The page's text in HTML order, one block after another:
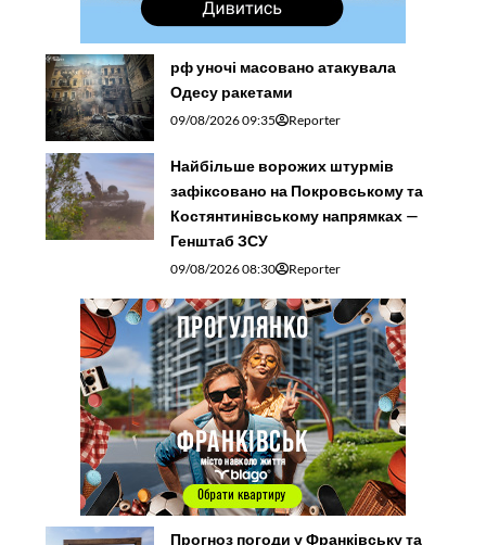
рф уночі масовано атакувала
Одесу ракетами
09/08/2026 09:35 Reporter
Найбільше ворожих штурмів
зафіксовано на Покровському та
Костянтинівському напрямках —
Генштаб ЗСУ
09/08/2026 08:30 Reporter
Прогноз погоди у Франківську та